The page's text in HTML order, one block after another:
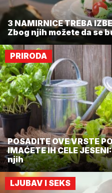
3 NAMIRNICE TREBA
Zbog njih možete da se
PRIRODA
POSADITE OVE VRSTE
IMAĆETE IH CELE
njih
LJUBAV I SEKS